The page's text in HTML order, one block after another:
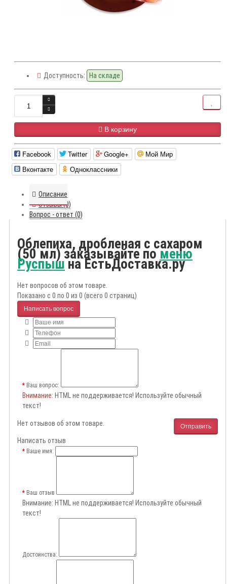
Доступность: На складе
В корзину
Facebook Twitter Google+
Мой Мир
Вконтакте
Одноклассники
Описание
Отзывы (0)
Вопрос - ответ (0)
Облепиха, дробленая с сахаром
(50 мл) заказывайте поменю
Руспышна ЕстьДоставка.ру
Нет вопросов об этом товаре.
Показано с 0 по 0 из 0 (всего 0 страниц)
Написать вопрос
Ваш вопрос:
Внимание: HTML не поддерживается! Используйте обычный
текст!
Отправить
Нет отзывов об этом товаре.
Написать отзыв
Ваше имя:
Ваш отзыв
Внимание: HTML не поддерживается! Используйте обычный
текст!
Достоинства: